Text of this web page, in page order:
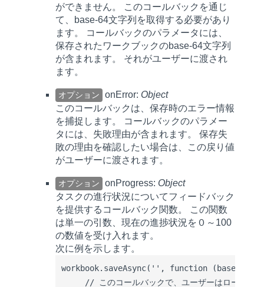
ができません。 このコールバックを通じ
て、base-64文字列を取得する必要があり
ます。 コールバックのパラメータには、
保存されたワークブックのbase-64文字列
が含まれます。 それがユーザーに渡され
ます。
オプション onError: Object
このコールバックは、保存時のエラー情報
を捕捉します。 コールバックのパラメー
タには、失敗理由が含まれます。 保存失
敗の理由を確認したい場合は、この戻り値
がユーザーに渡されます。
オプション onProgress: Object
タスクの進行状況についてフィードバック
を提供するコールバック関数。 この関数
は単一の引数、現在の進捗状況を０～100
の数値を受け入れます。
次に例を示します。
workbook.saveAsync('', function (base64){
// このコールバックで、ユーザーはロードさ